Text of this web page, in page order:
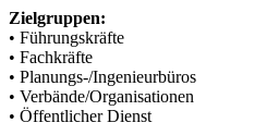
Zielgruppen:
• Führungskräfte
• Fachkräfte
• Planungs-/Ingenieurbüros
• Verbände/Organisationen
• Öffentlicher Dienst